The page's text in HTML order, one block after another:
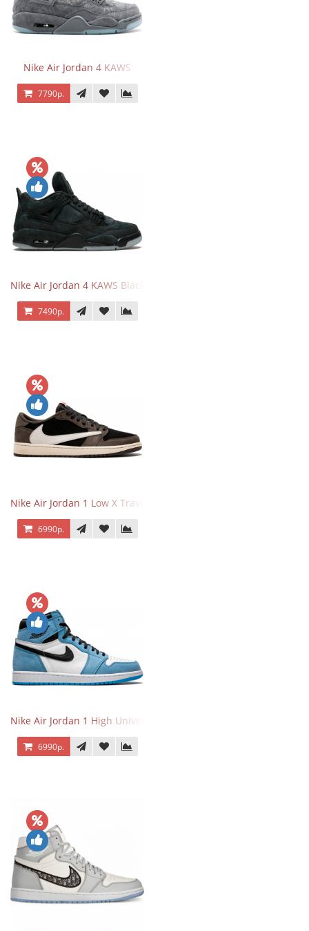
Nike Air Jordan 4 KAWS
7790р.
Nike Air Jordan 4 KAWS Black
7490р.
Nike Air Jordan 1 Low X Travis Scott
6990р.
Nike Air Jordan 1 High University Blue
6990р.